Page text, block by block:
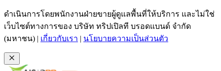
ข้ามไปเนื้อหาหลัก
ดำเนินการโดยพนักงานฝ่ายขายผู้ดูแลพื้นที่ให้บริการ และไม่ใช่
เว็บไซต์ทางการของ บริษัท ทริปเปิลที บรอดแบนด์ จำกัด
(มหาชน) | เกี่ยวกับเรา | นโยบายความเป็นส่วนตัว